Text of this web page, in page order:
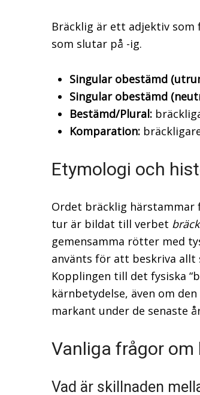
Bräcklig är ett adjektiv
som slutar på -ig.
Singular obestämd
Singular obestämd
Bestämd/Plural:
Komparation:
Etymologi och
Ordet bräcklig härstammar
tur är bildat till verbet
gemensamma rötter med
använts för att beskriva
Kopplingen till det fysiska
kärnbetydelse, även om
markant under de senaste
Vanliga frågor om
Vad är skillnaden